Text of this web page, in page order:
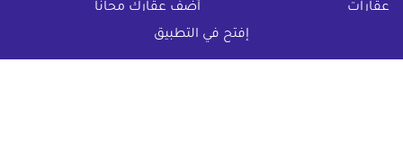
إفتح في التطبيق
عقارات أضف عقارك مجانا
دليل الاسعار